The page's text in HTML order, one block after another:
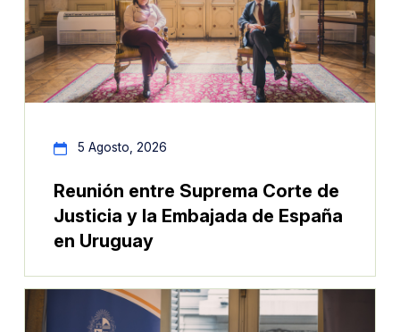
5 Agosto, 2026
Reunión entre Suprema Corte de
Justicia y la Embajada de España
en Uruguay